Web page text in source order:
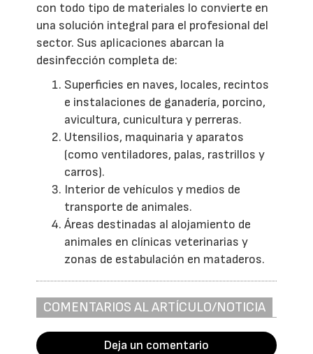
con todo tipo de materiales lo convierte en
una solución integral para el profesional del
sector. Sus aplicaciones abarcan la
desinfección completa de:
Superficies en naves, locales, recintos
e instalaciones de ganadería, porcino,
avicultura, cunicultura y perreras.
Utensilios, maquinaria y aparatos
(como ventiladores, palas, rastrillos y
carros).
Interior de vehículos y medios de
transporte de animales.
Áreas destinadas al alojamiento de
animales en clínicas veterinarias y
zonas de estabulación en mataderos.
COMENTARIOS AL ARTÍCULO/NOTICIA
Deja un comentario